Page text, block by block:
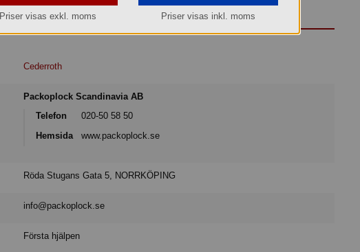
Cederroth
Packoplock Scandinavia AB
Telefon
020-50 58 50
Hemsida
www.packoplock.se
Röda Stugans Gata 5, NORRKÖPING
info@packoplock.se
Första hjälpen
Priser visas exkl. moms Priser visas inkl. moms